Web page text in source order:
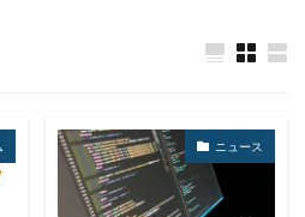
ャ
シグネチャー
ラー
システムエンジニア
システム設定
システム障害
シャドーIT
ニュース